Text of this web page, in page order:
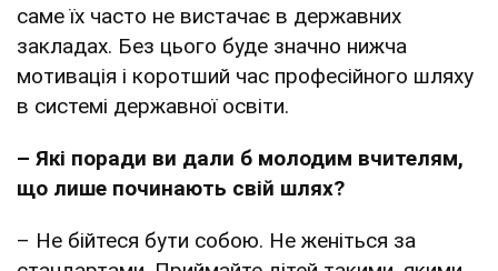
саме їх часто не вистачає в державних
закладах. Без цього буде значно нижча
мотивація і коротший час професійного шляху
в системі державної освіти.
– Які поради ви дали б молодим вчителям,
що лише починають свій шлях?
– Не бійтеся бути собою. Не женіться за